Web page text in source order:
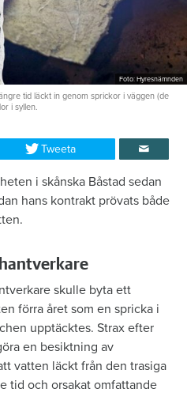
Foto: Hyresnämnden
tid läckt in genom sprickor i väggen (de
i syllen.
Tweeta
i skånska Båstad sedan
hans kontrakt prövats både
skulle byta ett
förra året som en spricka i
upptäcktes. Strax efter
en besiktning av
vatten läckt från den trasiga
tid och orsakat omfattande